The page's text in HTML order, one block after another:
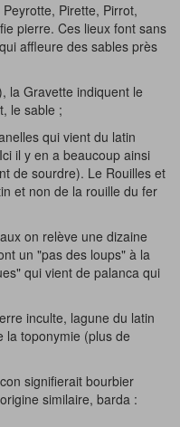
Pirette, Pirrot,
pierre. Ces lieux font sans
affleure des sables près
la Gravette indiquent le
le sable ;
qui vient du latin
il y en a beaucoup ainsi
de sourdre). Le Rouilles et
et non de la rouille du fer
on relève une dizaine
un "pas des loups" à la
qui vient de palanca qui
inculte, lagune du latin
la toponymie (plus de
signifierait bourbier
similaire, barda :